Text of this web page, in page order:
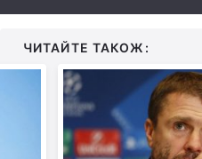
ЧИТАЙТЕ ТАКОЖ: